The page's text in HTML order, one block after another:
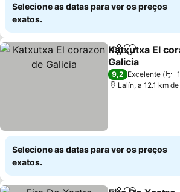
Selecione as datas para ver os preços
exatos.
PartilharAdicionar
Katxutxa El
Galicia
Ver preços
9,2 Excelente
Lalín, a 12.1 km
Selecione as datas para ver os preços
exatos.